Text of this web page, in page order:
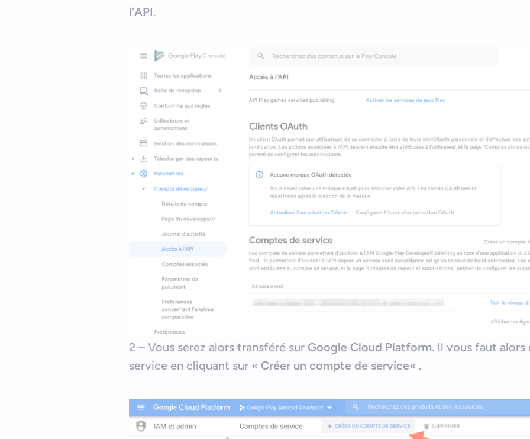
l’API.
2 – Vous serez alors transféré sur Google Cloud Platform. Il vous faut
service en cliquant sur « Créer un compte de service« .